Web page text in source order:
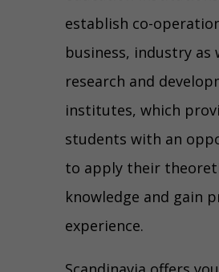
establish co-
business, industry as
research and
institutes, which
students with an
to apply their
knowledge and gain
experience.